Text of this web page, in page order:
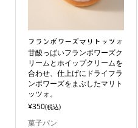
フランボワーズマリトッツォ
甘酸っぱいフランボワーズク
リームとホイップクリームを
合わせ、仕上げにドライフラ
ンボワーズをまぶしたマリト
ッツォ。
¥350(税込)
菓子パン